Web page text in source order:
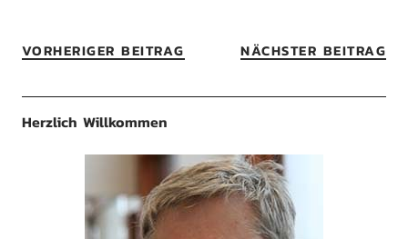
VORHERIGER BEITRAG NÄCHSTER BEITRAG
Herzlich Willkommen